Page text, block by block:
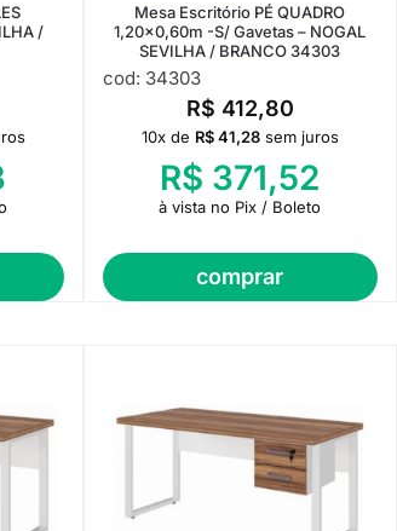
/
Mesa Escritório PÉ QUADRO
1,20×0,60m -S/ Gavetas – NOGAL
SEVILHA / BRANCO 34303
cod: 34303
R$ 412,80
comprar
10x de R$41,28 sem juros
R$ 371,52
à vista no Pix / Boleto